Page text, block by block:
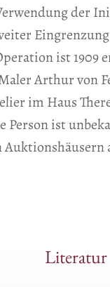
der
ist
Arthur von
im Haus
ist
Literatur